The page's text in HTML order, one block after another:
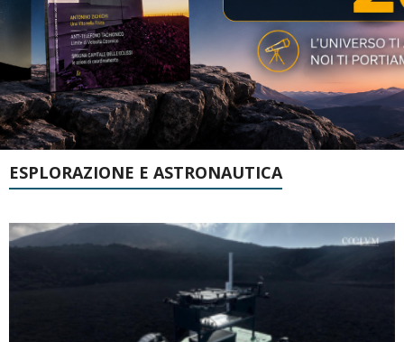
ESPLORAZIONE E ASTRONAUTICA